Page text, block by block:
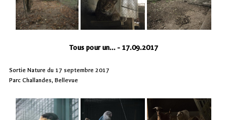
Tous pour un... - 17.09.2017
Sortie Nature du 17 septembre 2017
Parc Challandes, Bellevue